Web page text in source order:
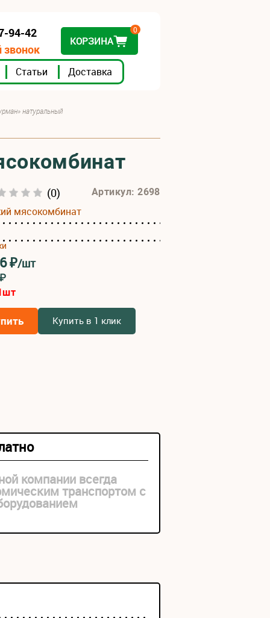
Статьи Доставка
94-42
КОРЗИНА
0
натуральный
(0) Артикул: 2698
мясокомбинат
₽/шт
шт
Купить в 1 клик
компании всегда
транспортом с